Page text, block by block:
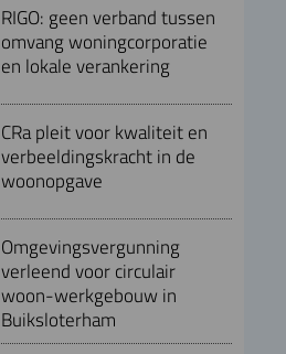
RIGO: geen verband tussen
omvang woningcorporatie
en lokale verankering
CRa pleit voor kwaliteit en
verbeeldingskracht in de
woonopgave
Omgevingsvergunning
verleend voor circulair
woon-werkgebouw in
Buiksloterham